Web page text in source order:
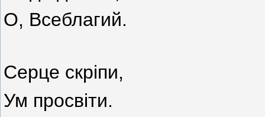
О, Всеблагий.
Серце скріпи,
Ум просвіти.